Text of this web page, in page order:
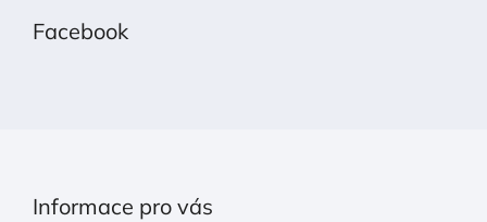
Facebook
Informace pro vás